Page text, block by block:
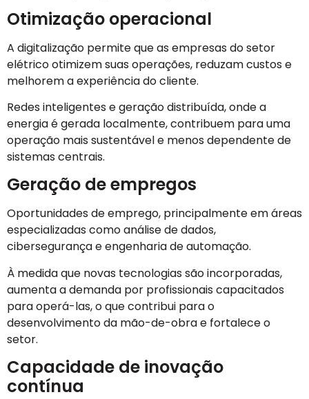
Otimização operacional
A digitalização permite que as empresas do setor
elétrico otimizem suas operações, reduzam custos e
melhorem a experiência do cliente.
Redes inteligentes e geração distribuída, onde a
energia é gerada localmente, contribuem para uma
operação mais sustentável e menos dependente de
sistemas centrais.
Geração de empregos
Oportunidades de emprego, principalmente em áreas
especializadas como análise de dados,
cibersegurança e engenharia de automação.
À medida que novas tecnologias são incorporadas,
aumenta a demanda por profissionais capacitados
para operá-las, o que contribui para o
desenvolvimento da mão-de-obra e fortalece o
setor.
Capacidade de inovação
contínua